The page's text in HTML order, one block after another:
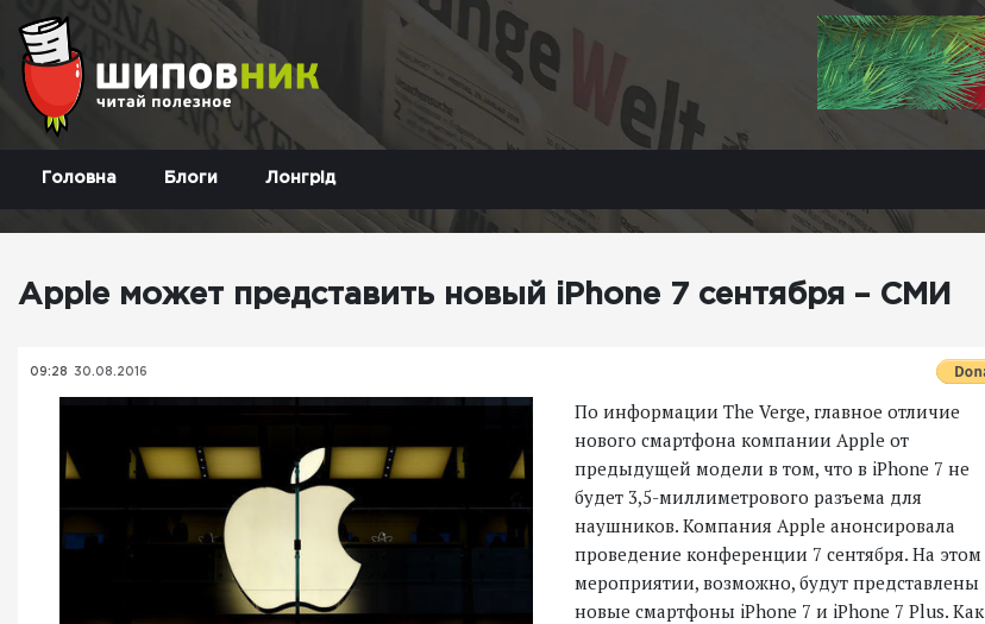
Головна Блоги Лонгрід
Apple может представить новый iPhone 7 сентября – СМИ
09:28 30.08.2016
По информации The Verge, главное отличие
нового смартфона компании Apple от
предыдущей модели в том, что в iPhone 7 не
будет 3,5-миллиметрового разъема для
наушников. Компания Apple анонсировала
проведение конференции 7 сентября. На этом
мероприятии, возможно, будут представлены
новые смартфоны iPhone 7 и iPhone 7 Plus. Как